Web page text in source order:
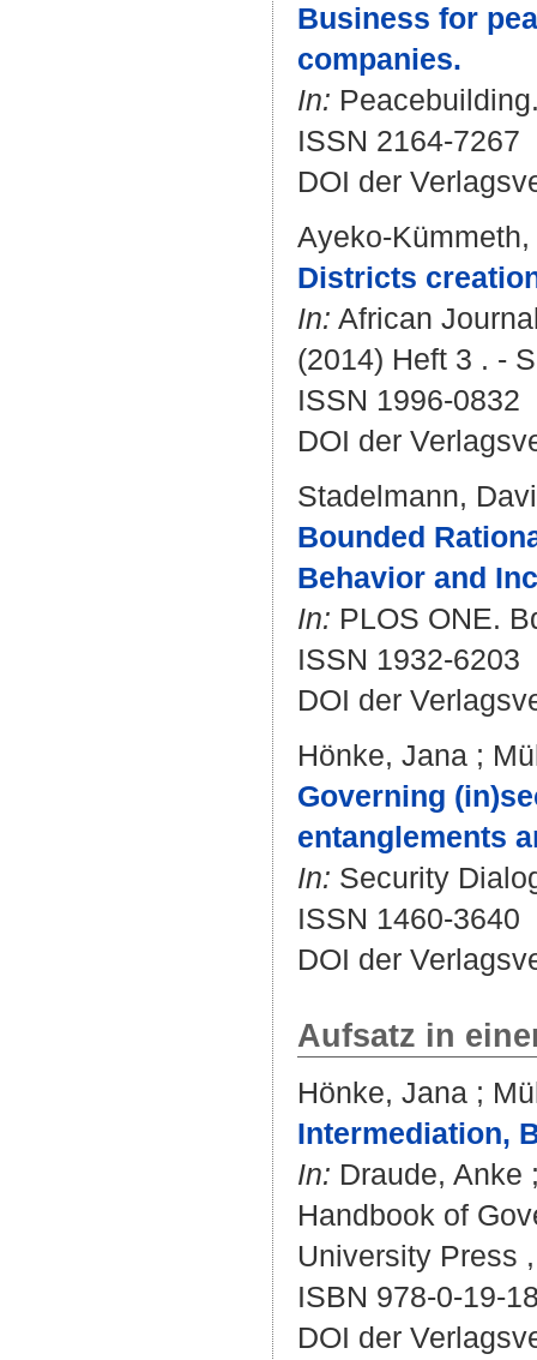
Business for
companies.
In:
ISSN 2164-7267
DOI der
Ayeko-
Districts
In: African
(2014) Heft 3 . -
ISSN 1996-0832
DOI der
Stadelmann,
Bounded
Behavior and
In: PLOS ONE.
ISSN 1932-6203
DOI der
Hönke, Jana ;
Governing
entanglements
In: Security
ISSN 1460-3640
DOI der
Aufsatz in
Hönke, Jana ;
Intermediation,
In: Draude, Anke
Handbook of
University Press
ISBN 978-0-19-
DOI der